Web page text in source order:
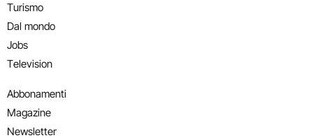
Turismo
Dal mondo
Jobs
Television
Abbonamenti
Magazine
Newsletter